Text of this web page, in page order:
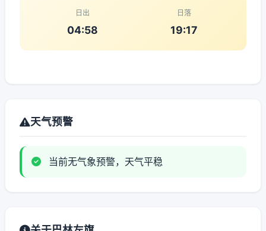
日出
04:58
日落
19:17
天气预警
当前无气象预警，天气平稳